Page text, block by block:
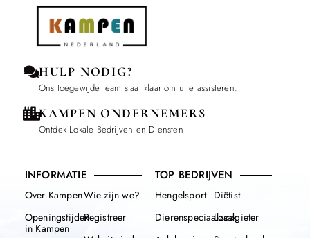
HULP NODIG?
Ons toegewijde team staat klaar om u te assisteren.
KAMPEN ONDERNEMERS
Ontdek Lokale Bedrijven en Diensten
INFORMATIE
Over Kampen
Openingstijden
in Kampen
Wie zijn we?
Registreer
TOP BEDRIJVEN
Hengelsport
Dierenspeciaalzaak
Diëtist
Loodgieter